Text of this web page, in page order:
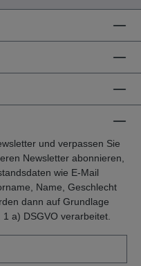
es können daher
und verpassen Sie
Newsletter abonnieren,
wie E-Mail
Name, Geschlecht
dann auf Grundlage
a) DSGVO verarbeitet.